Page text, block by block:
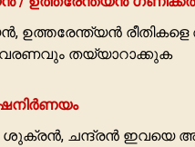
ഉത്തരേന്ത്യന്‍ രീതികളെ
തയ്യാറാക്കുക
ചന്ദ്രന്‍ ഇവയെ